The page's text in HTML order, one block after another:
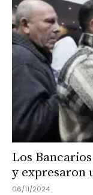
Los
y expresaron
06/11/2024